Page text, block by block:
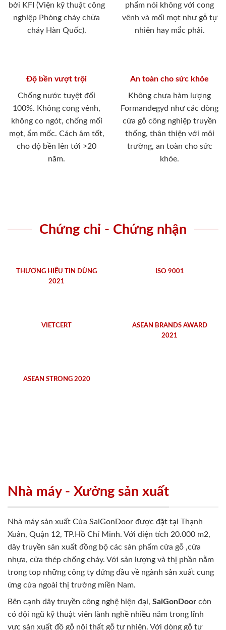
bởi KFI (Viện kỹ thuật công
nghiệp Phòng cháy chữa
cháy Hàn Quốc).
phẩm nói không với cong
vênh và mối mọt như gỗ tự
nhiên hay mắc phải.
Độ bền vượt trội
Chống nước tuyệt đối
100%. Không cong vênh,
không co ngót, chống mối
mọt, ẩm mốc. Cách âm tốt,
cho độ bền lên tới >20
năm.
An toàn cho sức khỏe
Không chưa hàm lượng
Formandegyd như các dòng
cửa gỗ công nghiệp truyền
thống, thân thiện với môi
trường, an toàn cho sức
khỏe.
Chứng chỉ - Chứng nhận
THƯƠNG HIỆU TIN DÙNG
2021
ISO 9001
VIETCERT
ASEAN BRANDS AWARD
2021
ASEAN STRONG 2020
Nhà máy - Xưởng sản xuất
Nhà máy sản xuất Cửa SaiGonDoor được đặt tại Thạnh
Xuân, Quận 12, TP.Hồ Chí Minh. Với diện tích 20.000 m2,
dây truyền sản xuất đồng bộ các sản phẩm cửa gỗ ,cửa
nhựa, cửa thép chống cháy. Với sản lượng và thị phần nằm
trong top những công ty đứng đầu về ngành sản xuất cung
ứng cửa ngoài thị trường miền Nam.
Bên cạnh dây truyền công nghệ hiện đại, SaiGonDoor còn
có đội ngũ kỹ thuật viên lành nghề nhiều năm trong lĩnh
vực sản xuất đồ gỗ nội thất gỗ tự nhiên. Với dòng gỗ tự